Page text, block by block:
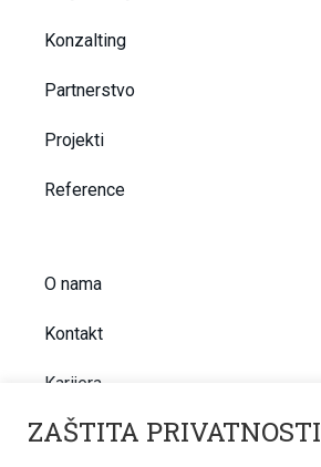
Konzalting
Partnerstvo
Projekti
Reference
O nama
Kontakt
Karijera
Novosti
ZAŠTITA PRIVATNOSTI